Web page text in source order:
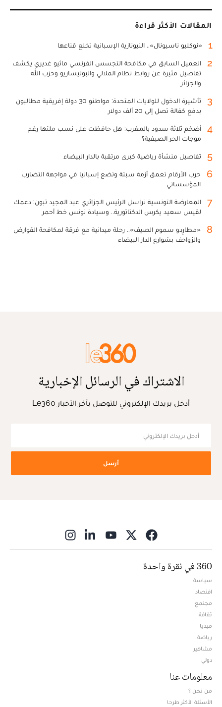
المقالات الأكثر قراءة
1 «نوكليو ناسيونال».. النيونازية الإسبانية تخلع قناعها
2
العميل السابق في مكافحة التجسس الفرنسي ماثيو غديري يكشف
تفاصيل مثيرة عن روابط نظام الملالي والبوليساريو وحزب الله
والجزائر
3
تأشيرة الدخول للولايات المتحدة: مواطنو 30 دولة إفريقية مطالبون
بدفع كفالة تصل إلى 20 ألف دولار
4
أضخم ثلاثة سدود بالمغرب: هل حافظت على نسب ملئها رغم
موجات الحر الصيفية؟
5 تفاصيل منشأة رياضية كبرى مرتقبة بالدار البيضاء
6
حرب الأرقام تعمق أزمة سبتة وتضع إسبانيا في مواجهة التضارب
المؤسساتي
7
المعارضة التونسية تراسل الرئيس الجزائري عبد المجيد تبون: دعمك
لقيس سعيد يكرس الدكتاتورية.. وسيادة تونس خط أحمر
8
«مطارِدو سموم الصيف».. رحلة ميدانية مع فرقة لمكافحة القوارض
والزواحف بشوارع الدار البيضاء
الاشتراك في الرسائل الإخبارية
أدخل بريدك الإلكتروني للتوصل بآخر الأخبار Le360
أرسل
360 في نقرة واحدة
سياسة
اقتصاد
مجتمع
ثقافة
ميديا
رياضة
مشاهير
دولي
معلومات عنا
من نحن ؟
الأسئلة الأكثر طرحا